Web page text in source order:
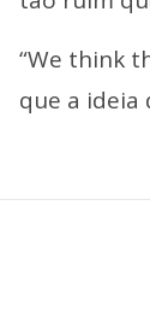
“We think
que a ideia